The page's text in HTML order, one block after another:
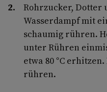
Rohrzucker, Dotter
Wasserdampf mit
schaumig rühren.
unter Rühren
etwa 80 °C
rühren.